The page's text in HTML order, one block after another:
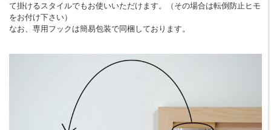
て掛けるスタイルでもお使いいただけます。（その場合は転倒防止ヒモ
をお付け下さい）
なお、専用フックは簡易包装で同梱しております。